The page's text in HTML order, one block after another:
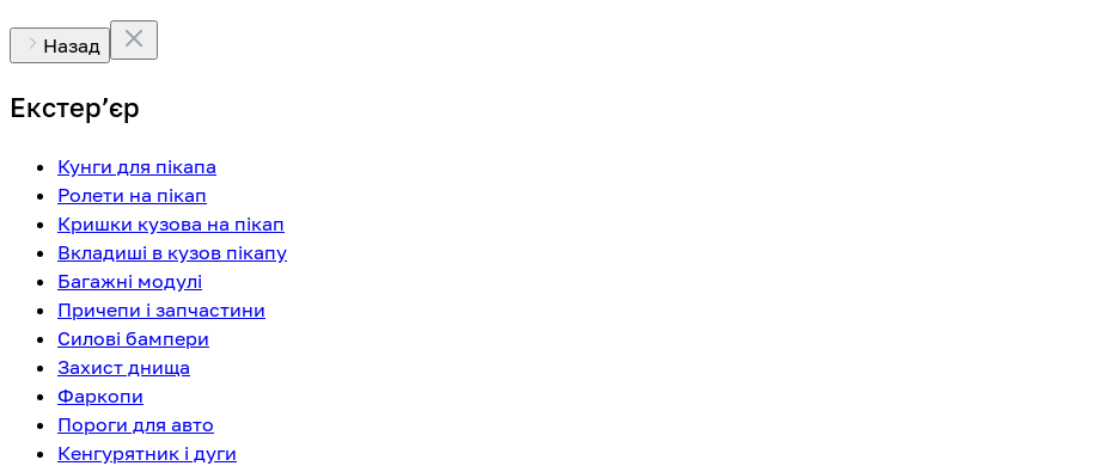
Назад
Екстерʼєр
Кунги для пікапа
Ролети на пікап
Кришки кузова на пікап
Вкладиші в кузов пікапу
Багажні модулі
Причепи і запчастини
Силові бампери
Захист днища
Фаркопи
Пороги для авто
Кенгурятник і дуги